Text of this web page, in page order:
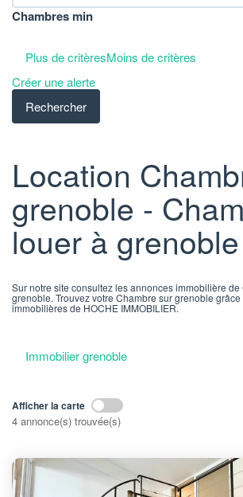
Chambres min
Plus de critèresMoins de critères
Créer une alerte
Location
grenoble -
louer à grenoble
Sur notre site consultez les annonces immobilière
grenoble. Trouvez votre Chambre sur grenoble
immobilières de HOCHE IMMOBILIER.
Immobilier grenoble
Afficher la carte
4 annonce(s) trouvée(s)